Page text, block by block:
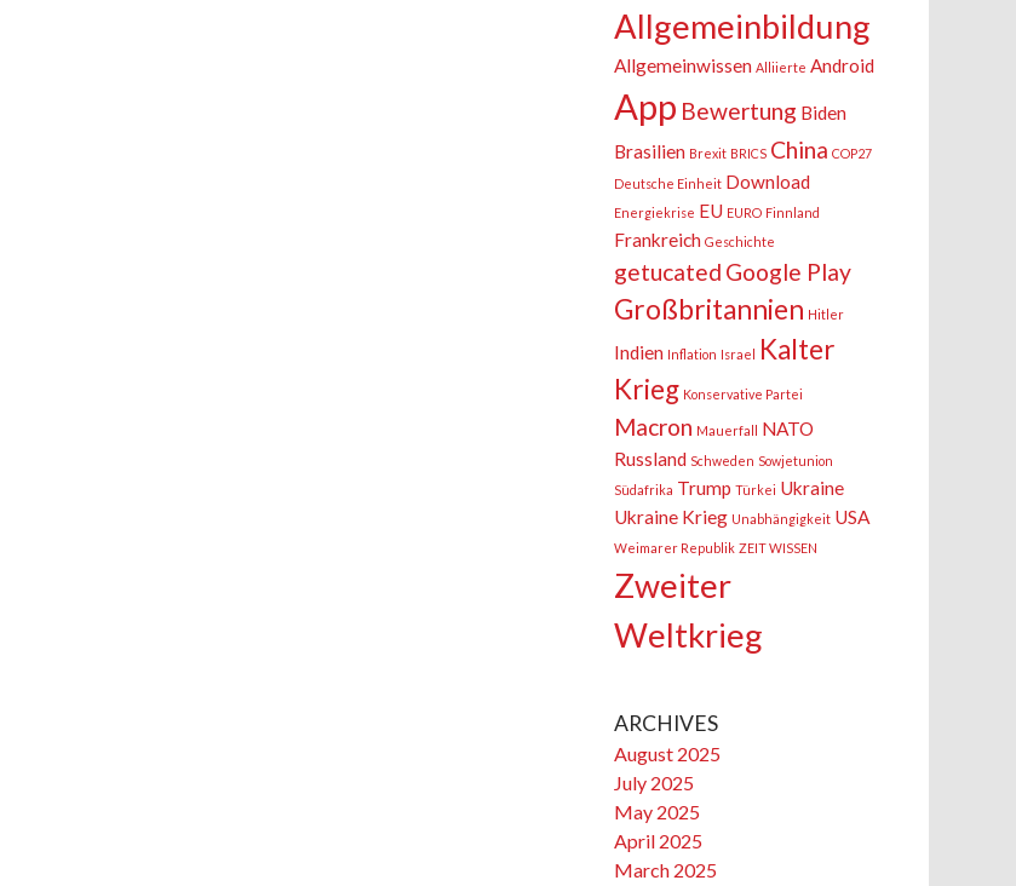
Allgemeinbildung
Allgemeinwissen Alliierte Android
App Bewertung Biden
Brasilien Brexit BRICS China COP27
Deutsche Einheit Download
Energiekrise EU EURO Finnland
Frankreich Geschichte
getucated Google Play
Großbritannien Hitler
Indien Inflation Israel Kalter
Krieg Konservative Partei
Macron Mauerfall NATO
Russland Schweden Sowjetunion
Südafrika Trump Türkei Ukraine
Ukraine Krieg Unabhängigkeit USA
Weimarer Republik ZEIT WISSEN
Zweiter
Weltkrieg
ARCHIVES
August 2025
July 2025
May 2025
April 2025
March 2025